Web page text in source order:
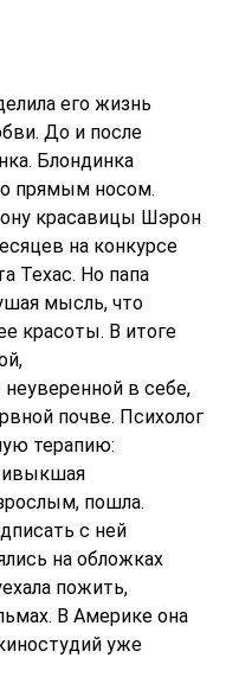
его жизнь
До и после
Блондинка
прямым носом.
красавицы Шэрон
на конкурсе
Техас. Но папа
мысль, что
красоты. В итоге
в себе,
почве. Психолог
терапию:
пошла.
с ней
на обложках
пожить,
В Америке она
уже